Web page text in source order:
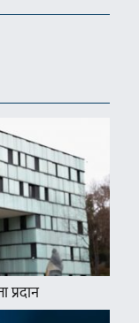
प्रदान